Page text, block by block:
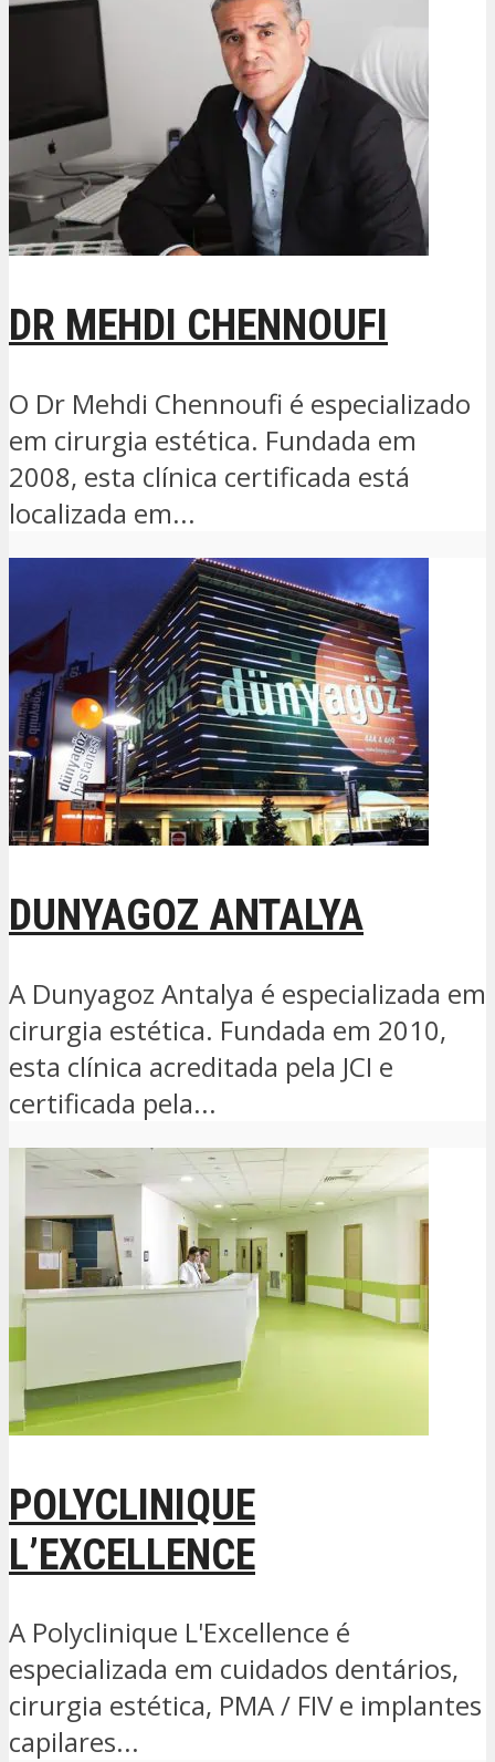
DR MEHDI CHENNOUFI
O Dr Mehdi Chennoufi é especializado
em cirurgia estética. Fundada em
2008, esta clínica certificada está
localizada em...
DUNYAGOZ ANTALYA
A Dunyagoz Antalya é especializada em
cirurgia estética. Fundada em 2010,
esta clínica acreditada pela JCI e
certificada pela...
POLYCLINIQUE
L’EXCELLENCE
A Polyclinique L'Excellence é
especializada em cuidados dentários,
cirurgia estética, PMA / FIV e implantes
capilares...